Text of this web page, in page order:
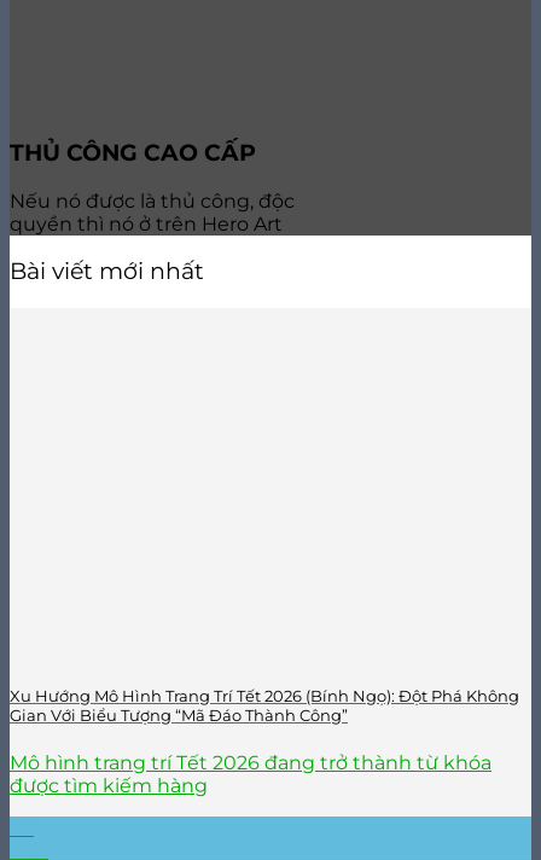
THỦ CÔNG CAO CẤP
Nếu nó được là thủ công, độc
quyền thì nó ở trên Hero Art
Bài viết mới nhất
Xu Hướng Mô Hình Trang Trí Tết 2026 (Bính Ngọ): Đột Phá Không
Gian Với Biểu Tượng “Mã Đáo Thành Công”
Mô hình trang trí Tết 2026 đang trở thành từ khóa
được tìm kiếm hàng